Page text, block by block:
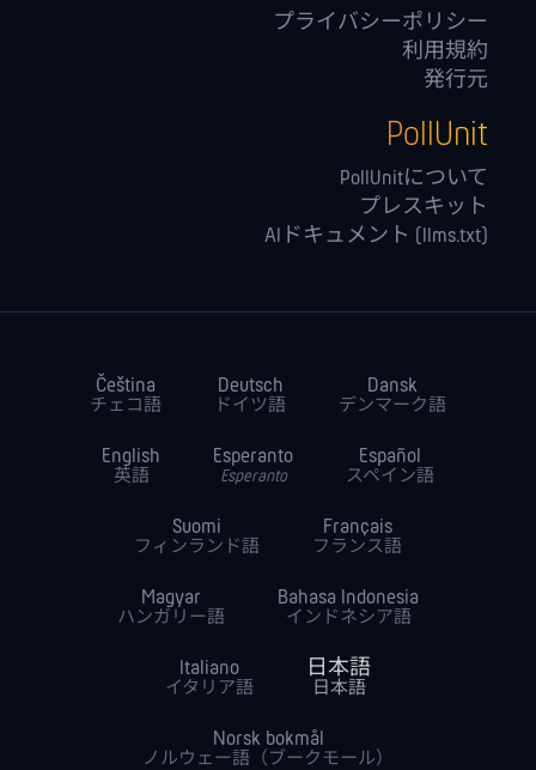
プライバシーポリシー
利用規約
発行元
PollUnit
PollUnitについて
プレスキット
AIドキュメント (llms.txt)
Čeština
チェコ語
Deutsch
ドイツ語
Dansk
デンマーク語
English
英語
Esperanto
Esperanto
Español
スペイン語
Suomi
フィンランド語
Français
フランス語
Magyar
ハンガリー語
Bahasa Indonesia
インドネシア語
Italiano
イタリア語
日本語
日本語
Norsk bokmål
ノルウェー語（ブークモール）